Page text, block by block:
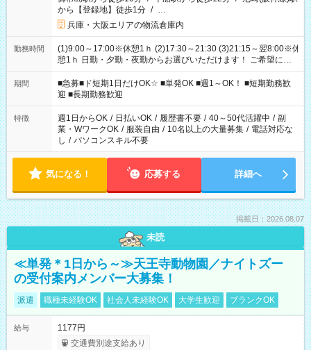
から【登録地】徒歩1分 / …
兵庫・大阪エリアの物流倉庫内
勤務時間
(1)9:00～17:00※休憩1ｈ (2)17:30～21:30 (3)21:15～翌8:00※休
憩1ｈ 日勤・夕勤・夜勤からお選びいただけます！ ご希望に合
わせて働けるお仕事です(*^^*) 【その他選べる勤務時間】 8-17
時/9-17時/9-18時/10-18時/11-21時/18-22時/20-翌4時/21-翌5
時/22-翌6時/0-翌8時 ご自身のご都合で選んで頂ける完全自由シ
フト！
期間
■急募■ド短期1日だけOK☆ ■単発OK ■週1～OK！ ■短期勤務歓
迎 ■長期勤務歓迎
特徴 週1日からOK / 日払いOK / 履歴書不要 / 40～50代活躍中 / 副
業・WワークOK / 服装自由 / 10名以上の大量募集 / 電話対応な
し / パソコンスキル不要
気になる！ 応募する 詳細へ
掲載日：2026.08.07
未読
≪単発＊1日から～≫天王寺動物園／ナイトズー
の受付案内メンバー大募集！
派遣 職種未経験OK 社会人未経験OK 大学生歓迎 ブランクOK
給与
1177円
交通費別途支給あり